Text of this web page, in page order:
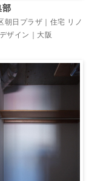
部
朝日プラザ｜住宅 リノ
ザイン｜大阪